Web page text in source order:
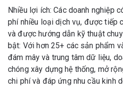
Nhiều lợi ích: Các doanh nghiệp
phí nhiều loại dịch vụ, được tiếp
và được hướng dẫn kỹ thuật
bật: Với hơn 25+ các sản phẩm
đám mây và trung tâm dữ liệu,
chóng xây dựng hệ thống, mở
chi phí và đáp ứng nhu cầu kinh